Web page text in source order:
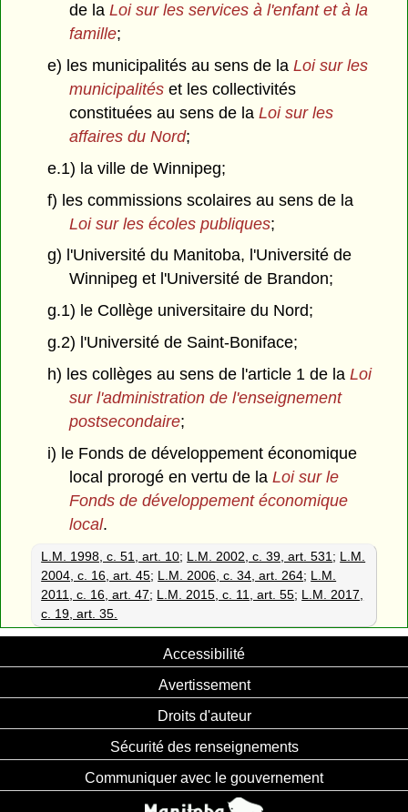
de laLoi sur les services à l'enfant et à la
famille;
e) les municipalités au sens de la Loi sur les
municipalités et les collectivités
constituées au sens de laLoi sur les
affaires du Nord;
e.1) la ville de Winnipeg;
f) les commissions scolaires au sens de la
Loi sur les écoles publiques;
g) l'Université du Manitoba, l'Université de
Winnipeg et l'Université de Brandon;
g.1) le Collège universitaire du Nord;
g.2) l'Université de Saint-Boniface;
h) les collèges au sens de l'article 1 de la Loi
sur l'administration de l'enseignement
postsecondaire;
i) le Fonds de développement économique
local prorogé en vertu de laLoi sur le
Fonds de développement économique
local.
L.M. 1998, c. 51, art. 10; L.M. 2002, c. 39, art. 531; L.M.
2004, c. 16, art. 45; L.M. 2006, c. 34, art. 264; L.M.
2011, c. 16, art. 47; L.M. 2015, c. 11, art. 55; L.M. 2017,
c. 19, art. 35.
Accessibilité
Avertissement
Droits d'auteur
Sécurité des renseignements
Communiquer avec le gouvernement